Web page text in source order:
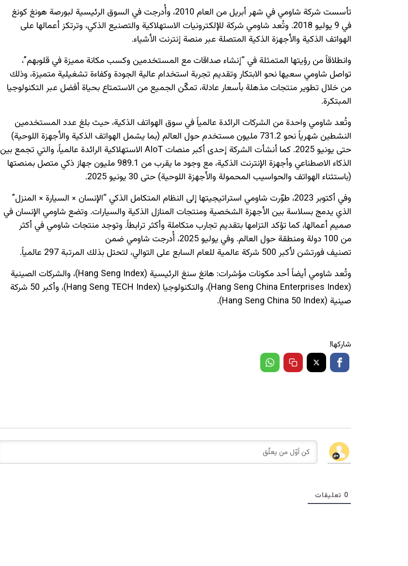
تأسست شركة شاومي في شهر أبريل من العام 2010، وأُدرجت في السوق الرئيسية لبورصة هونغ كونغ
في 9 يوليو 2018. وتُعد شاومي شركة للإلكترونيات الاستهلاكية والتصنيع الذكي، وترتكز أعمالها على
الهواتف الذكية والأجهزة الذكية المتصلة عبر منصة إنترنت الأشياء.
وانطلاقاً من رؤيتها المتمثلة في “إنشاء صداقات مع المستخدمين وكسب مكانة مميزة في قلوبهم”،
تواصل شاومي سعيها نحو الابتكار وتقديم تجربة استخدام عالية الجودة وكفاءة تشغيلية متميزة، وذلك
من خلال تطوير منتجات مذهلة بأسعار عادلة، تمكّن الجميع من الاستمتاع بحياة أفضل عبر التكنولوجيا
المبتكرة.
وتُعد شاومي واحدة من الشركات الرائدة عالمياً في سوق الهواتف الذكية، حيث بلغ عدد المستخدمين
النشطين شهرياً نحو 731.2 مليون مستخدم حول العالم (بما يشمل الهواتف الذكية والأجهزة اللوحية)
حتى يونيو 2025. كما أنشأت الشركة إحدى أكبر منصات AIoT الاستهلاكية الرائدة عالمياً، والتي تجمع بين
الذكاء الاصطناعي وأجهزة الإنترنت الذكية، مع وجود ما يقرب من 989.1 مليون جهاز ذكي متصل بمنصتها
(باستثناء الهواتف والحواسيب المحمولة والأجهزة اللوحية) حتى 30 يونيو 2025.
وفي أكتوبر 2023، طوّرت شاومي استراتيجيتها إلى النظام المتكامل الذكي “الإنسان × السيارة × المنزل”
الذي يدمج بسلاسة بين الأجهزة الشخصية ومنتجات المنازل الذكية والسيارات. وتضع شاومي الإنسان في
صميم أعمالها، كما تؤكد التزامها بتقديم تجارب متكاملة وأكثر ترابطاً. وتوجد منتجات شاومي في أكثر
من 100 دولة ومنطقة حول العالم. وفي يوليو 2025، أُدرجت شاومي ضمن
تصنيف فورتشن لأكبر 500 شركة عالمية للعام السابع على التوالي، لتحتل بذلك المرتبة 297 عالمياً.
وتُعد شاومي أيضاً أحد مكونات مؤشرات: هانغ سنغ الرئيسية (Hang Seng Index)، والشركات الصينية
(Hang Seng China Enterprises Index)، والتكنولوجيا (Hang Seng TECH Index)، وأكبر 50 شركة
صينية (Hang Seng China 50 Index).
شاركها!
0 تعليقات